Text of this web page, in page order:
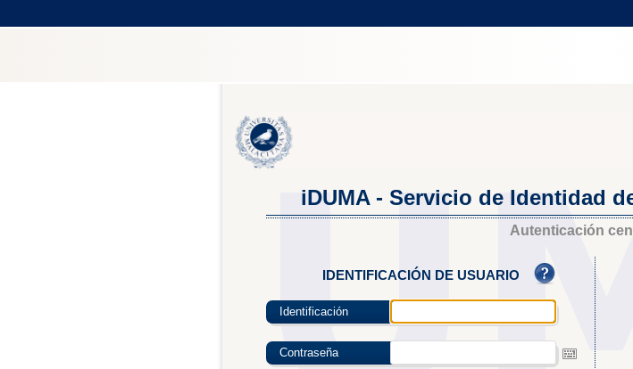
iDUMA - Servicio de Identidad
Autenticación
IDENTIFICACIÓN DE USUARIO
Identificación
Contraseña